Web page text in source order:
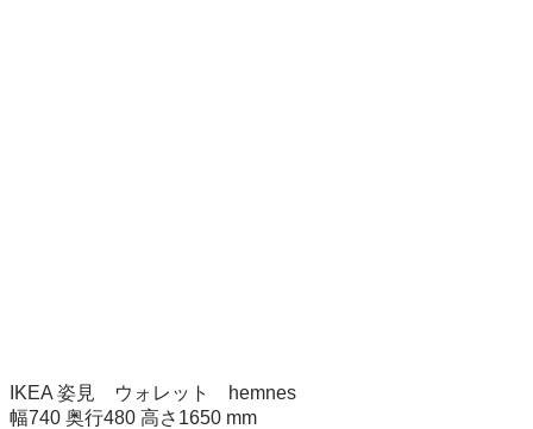
IKEA 姿見　ウォレット　hemnes
幅740 奥行480 高さ1650 mm